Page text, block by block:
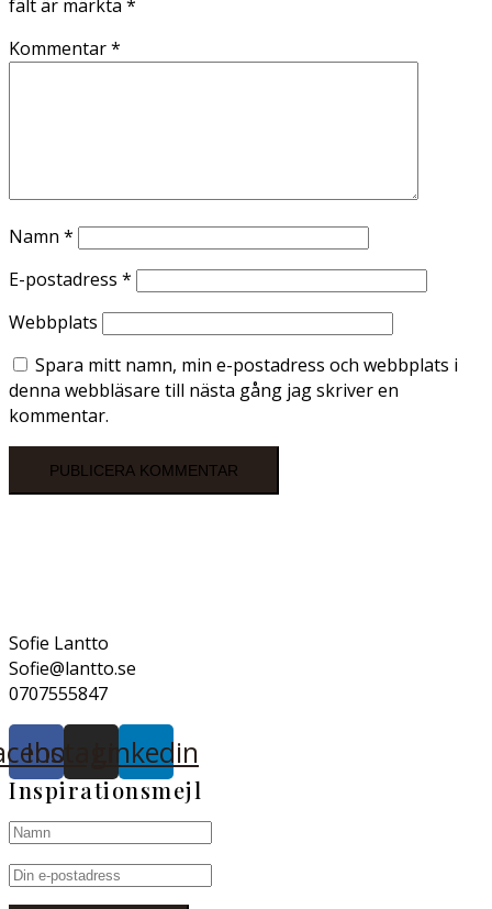
fält är märkta *
Kommentar*
Namn *
E-postadress *
Webbplats
Spara mitt namn, min e-postadress och webbplats i
denna webbläsare till nästa gång jag skriver en
kommentar.
Sofie Lantto
Sofie@lantto.se
0707555847
InstagramLinkedin
Inspirationsmejl